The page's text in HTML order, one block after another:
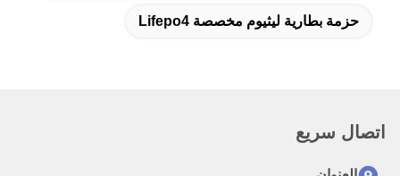
حزمة بطارية ليثيوم مخصصة Lifepo4
اتصال سريع